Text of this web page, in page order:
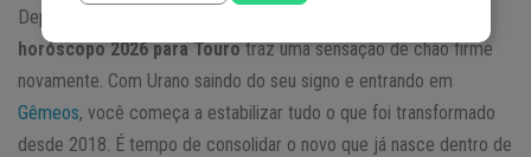
Depois de anos de instabilidade e mudanças profundas, o
horóscopo 2026 para Tourotraz uma sensação de chão firme
novamente. Com Urano saindo do seu signo e entrando em
Gêmeos, você começa a estabilizar tudo o que foi transformado
desde 2018. É tempo de consolidar o novo que já nasce dentro de